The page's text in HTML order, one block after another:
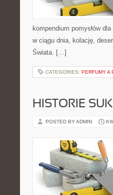
kompendium pomysłów
w ciągu dnia, kolację,
Świata. […]
CATEGORIES: PERFUMY A
HISTORIE
POSTED BY ADMIN